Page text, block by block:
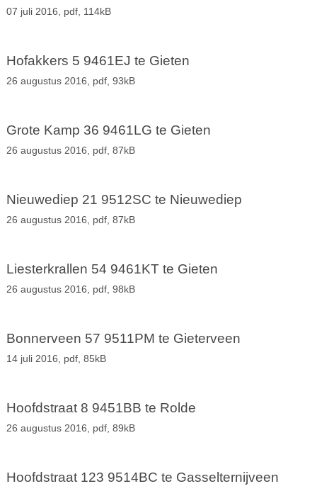
07 juli 2016, pdf, 114kB
Hofakkers 5 9461EJ te Gieten
26 augustus 2016, pdf, 93kB
Grote Kamp 36 9461LG te Gieten
26 augustus 2016, pdf, 87kB
Nieuwediep 21 9512SC te Nieuwediep
26 augustus 2016, pdf, 87kB
Liesterkrallen 54 9461KT te Gieten
26 augustus 2016, pdf, 98kB
Bonnerveen 57 9511PM te Gieterveen
14 juli 2016, pdf, 85kB
Hoofdstraat 8 9451BB te Rolde
26 augustus 2016, pdf, 89kB
Hoofdstraat 123 9514BC te Gasselternijveen